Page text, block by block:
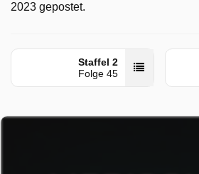
2023 gepostet.
Staffel 2
Folge 45